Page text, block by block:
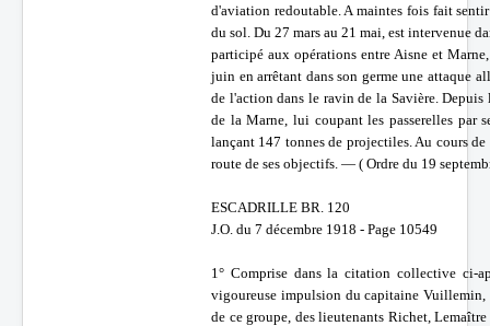
d'aviation redoutable. A maintes fois fait
du sol. Du 27 mars au 21 mai, est intervenue
participé aux opérations entre Aisne et
juin en arrêtant dans son germe une attaque
de l'action dans le ravin de la Savière.
de la Marne, lui coupant les passerelles par
lançant 147 tonnes de projectiles. Au cours
route de ses objectifs. — ( Ordre du 19
ESCADRILLE BR. 120
J.O. du 7 décembre 1918 - Page 10549
1° Comprise dans la citation collective ci-
vigoureuse impulsion du capitaine Vuillemin,
de ce groupe, des lieutenants Richet,